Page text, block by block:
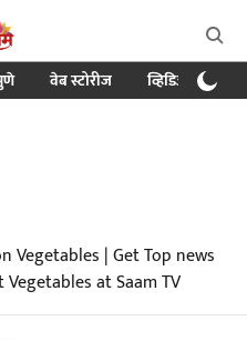
वेब स्टोरीज व्हिडिओ
Vegetables | Get Top news
at Saam TV